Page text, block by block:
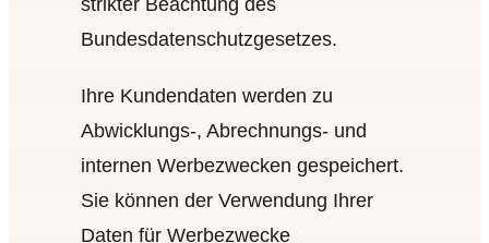
Bundesdatenschutzgesetzes.
Ihre Kundendaten werden zu
Abwicklungs‑, Abrechnungs- und
internen Werbezwecken gespeichert.
Sie können der Verwendung Ihrer
Daten für Werbezwecke